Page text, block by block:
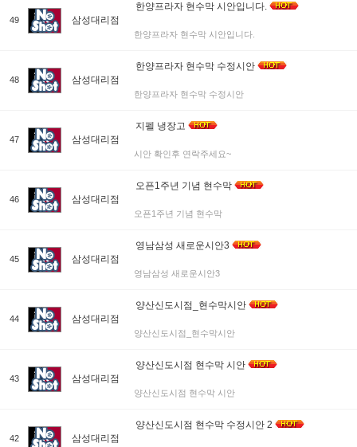
49 삼성대리점
한양프라자 현수막 시안입니다.
한양프라자 현수막 시안입니다.
48 삼성대리점
한양프라자 현수막 수정시안
한양프라자 현수막 수정시안
47 삼성대리점
지펠 냉장고
시안 확인후 연락주세요~
46 삼성대리점
오픈1주년 기념 현수막
오픈1주년 기념 현수막
45 삼성대리점
영남삼성 새로운시안3
영남삼성 새로운시안3
44 삼성대리점
양산신도시점_현수막시안
양산신도시점_현수막시안
43 삼성대리점
양산신도시점 현수막 시안
양산신도시점 현수막 시안
42 삼성대리점
양산신도시점 현수막 수정시안 2